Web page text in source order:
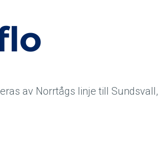
av Norrtågs linje till Sundsvall,